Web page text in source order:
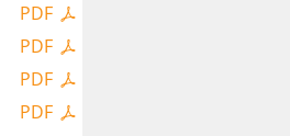
PDF
PDF
PDF
PDF